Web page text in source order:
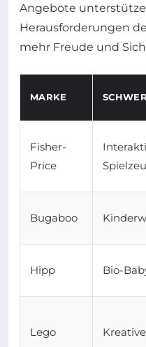
Angebote
Herausforderungen
mehr Freude und
MARKE
Fisher-
Price
Bugaboo
Hipp Bio-
Lego